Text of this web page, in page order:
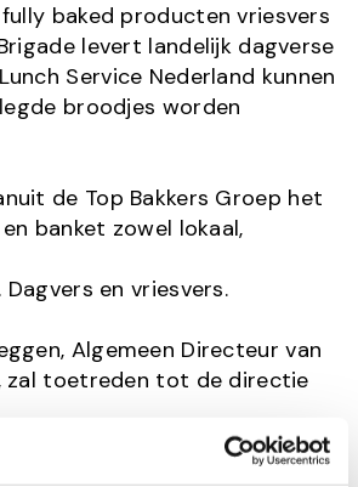
baked producten vriesvers
levert landelijk dagverse
Service Nederland kunnen
broodjes worden
de Top Bakkers Groep het
banket zowel lokaal,
en vriesvers.
Algemeen Directeur van
zal toetreden tot de directie
Hij voert samen met Rob
over de groep, waarbij Rob